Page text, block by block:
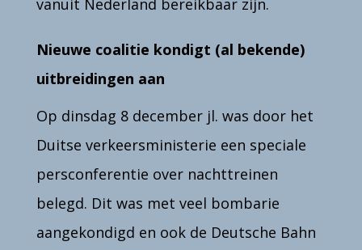
Nieuwe coalitie kondigt (al bekende)
uitbreidingen aan
Op dinsdag 8 december jl. was door het
Duitse verkeersministerie een speciale
persconferentie over nachttreinen
belegd. Dit was met veel bombarie
aangekondigd en ook de Deutsche Bahn